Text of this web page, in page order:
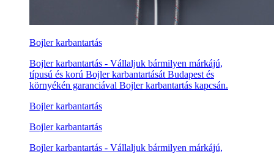
Bojler karbantartás
Bojler karbantartás - Vállaljuk bármilyen márkájú,
típusú és korú Bojler karbantartását Budapest és
környékén garanciával Bojler karbantartás kapcsán.
Bojler karbantartás
Bojler karbantartás
Bojler karbantartás - Vállaljuk bármilyen márkájú,